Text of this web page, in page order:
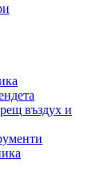
въздух и